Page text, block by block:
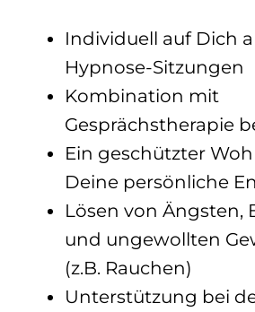
Individuell auf Dich
Hypnose-Sitzungen
Kombination mit
Gesprächstherapie
Ein geschützter
Deine persönliche
Lösen von Ängsten,
und ungewollten
(z.B. Rauchen)
Unterstützung bei